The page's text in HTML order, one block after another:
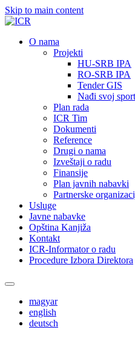
Skip to main content
О nama
Projekti
HU-SRB IPA
RO-SRB IPA
Tender GIS
Nađi svoj sport
Plan rada
ICR Tim
Dokumenti
Reference
Drugi o nama
Izveštaji o radu
Finansije
Plan javnih nabavki
Partnerske
Usluge
Javne nabavke
Opština Kanjiža
Kontakt
ICR-Informator o radu
Procedure Izbora Direktora
magyar
english
deutsch